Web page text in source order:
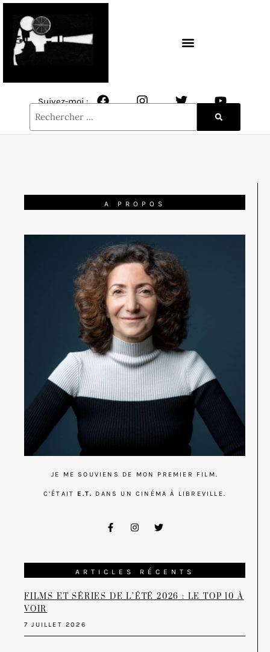
Suivez-moi :
A PROPOS
JE ME SOUVIENS DE MON PREMIER FILM.
C’ÉTAIT E.T. DANS UN CINÉMA À LIBREVILLE.
ARTICLES RÉCENTS
FILMS ET SÉRIES DE L’ÉTÉ 2026 : LE TOP 10 À
VOIR
7 JUILLET 2026